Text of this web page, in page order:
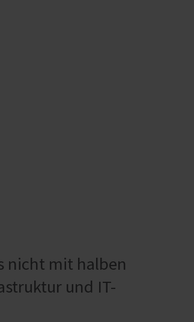
nicht mit halben
und IT-